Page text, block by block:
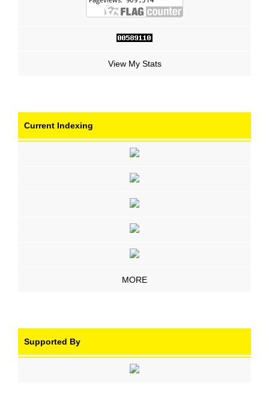
View My Stats
Current Indexing
MORE
Supported By